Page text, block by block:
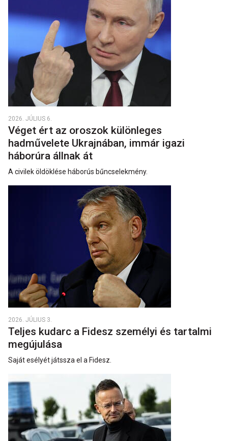
2026. JÚLIUS 6.
Véget ért az oroszok különleges
hadművelete Ukrajnában, immár igazi
háborúra állnak át
A civilek öldöklése háborús bűncselekmény.
2026. JÚLIUS 3.
Teljes kudarc a Fidesz személyi és tartalmi
megújulása
Saját esélyét játssza el a Fidesz.